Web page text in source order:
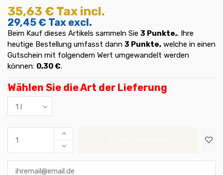
35,63 € Tax incl.
29,45 € Tax excl.
Beim Kauf dieses Artikels sammeln Sie 3 Punkte,. Ihre
heutige Bestellung umfasst dann 3 Punkte, welche in einen
Gutschein mit folgendem Wert umgewandelt werden
können: 0,30 €.
Wählen Sie die Art der Lieferung